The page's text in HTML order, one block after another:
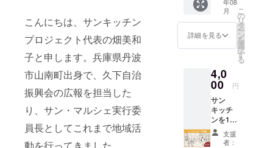
こんにちは、サンキッチン
プロジェクト代表の畑美和
子と申します。兵庫県丹波
市山南町出身で、久下自治
振興会の広報を担当した
り、サン・マルシェ実行委
員長としてこれまで地域活
込めて
お礼の
お手紙
をお送
りいた
しま
月
詳細を見る
こ
の
リ
タ
ー
ン
を
選
択
す
る
4,0
00 円
サン
キッチ
ンを1日
ご利用
できる
支援
者：